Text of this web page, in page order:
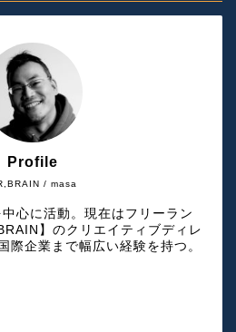
/ masa
Profile
心に活動。現在はフリーラン
】のクリエイティブディレ
際企業まで幅広い経験を持つ。